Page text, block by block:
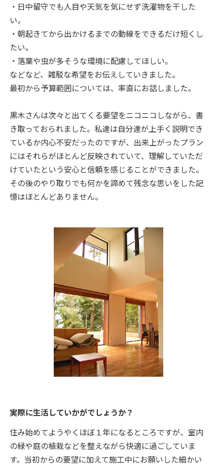
・日中留守でも人目や天気を気にせず洗濯物を干した
い。
・朝起きてから出かけるまでの動線をできるだけ短くし
たい。
・落葉や虫が多そうな環境に配慮してほしい。
などなど、雑駁な希望をお伝えしていきました。
最初から予算範囲については、率直にお話しました。
黒木さんは次々と出てくる要望をニコニコしながら、書
き取っておられました。私達は自分達が上手く説明でき
ているか内心不安だったのですが、出来上がったプラン
にはそれらがほとんど反映されていて、理解していただ
けていたという安心と信頼を感じることができました。
その後のやり取りでも何かを諦めて残念な思いをした記
憶はほとんどありません。
実際に生活していかがでしょうか？
住み始めてようやくほぼ１年になるところですが、室内
の緑や庭の植栽などを整えながら快適に過ごしていま
す。当初からの要望に加えて施工中にお願いした細かい